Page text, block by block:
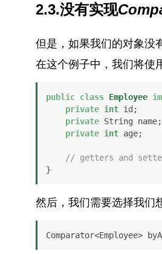
2.3.没有实现
但是，如果我们的对象没
在这个例子中，我们将使
public class Employee
private int id;
private String name;
private int age;
// getters and
}
然后，我们需要选择我们
Comparator<Employee>